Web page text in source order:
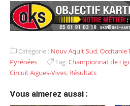
Catégorie : Nouv Aquit Sud, Occitanie
Pyrénées
Tag:Championnat de
Circuit Aigues-Vives, Résultats
Vous aimerez aussi :